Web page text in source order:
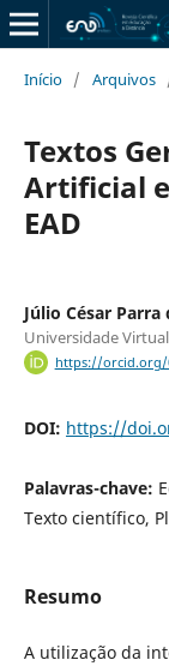
Início / Arquivos
Textos
Artificial
EAD
Júlio César
Universidade
https://orcid.org/
DOI: https://
Palavras-chave:
Texto científico,
Resumo
A utilização da